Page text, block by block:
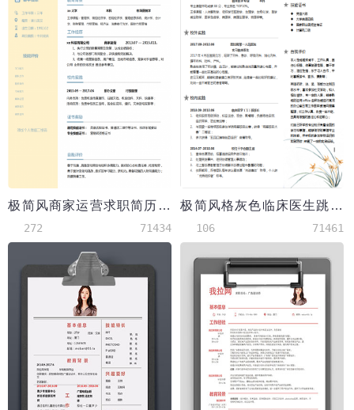
极简风商家运营求职简历模板
272 71434
极简风格灰色临床医生跳槽求职简历word模板
106 71461